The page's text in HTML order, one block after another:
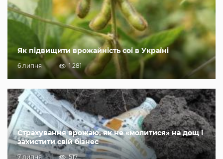
Як підвищити врожайність сої в Україні
6 липня 1 281
Страхування врожаю, як не «молитися» на дощ і
захистити свій бізнес
7 липня 517